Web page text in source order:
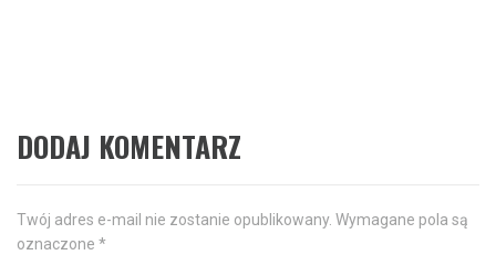
DODAJ KOMENTARZ
Twój adres e-mail nie zostanie opublikowany. Wymagane pola są
oznaczone *